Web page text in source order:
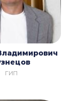
ГИП